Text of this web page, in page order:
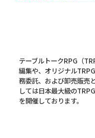
テーブルトークRPG（
編集や、オリジナル
務委託、および卸売販売
しては日本最大級の
を開催しております。